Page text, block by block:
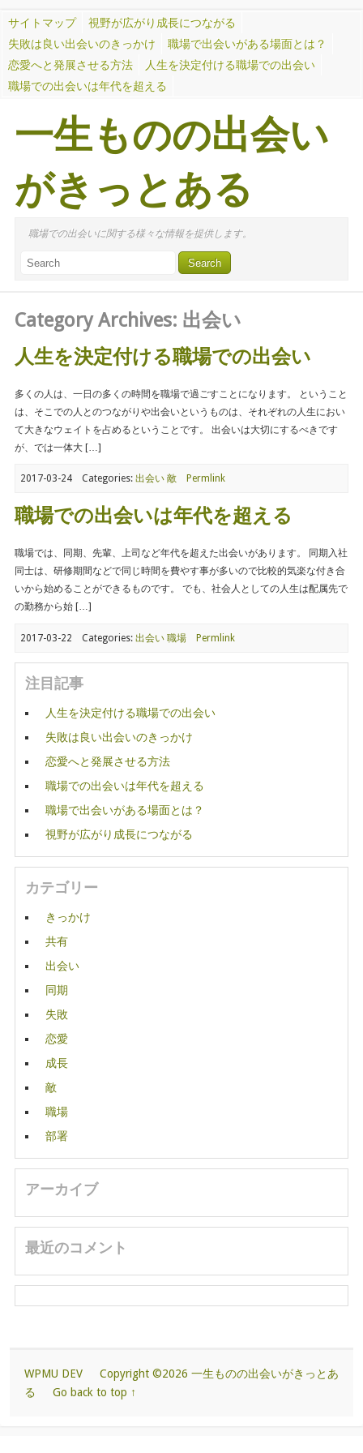
サイトマップ
視野が広がり成長につながる
失敗は良い出会いのきっかけ
職場で出会いがある場面とは？
恋愛へと発展させる方法
人生を決定付ける職場での出会い
職場での出会いは年代を超える
一生ものの出会い
がきっとある
職場での出会いに関する様々な情報を提供します。
Category Archives: 出会い
人生を決定付ける職場での出会い
多くの人は、一日の多くの時間を職場で過ごすことになります。 ということ
は、そこでの人とのつながりや出会いというものは、それぞれの人生におい
て大きなウェイトを占めるということです。 出会いは大切にするべきです
が、では一体大 […]
2017-03-24 Categories: 出会い 敵 Permlink
職場での出会いは年代を超える
職場では、同期、先輩、上司など年代を超えた出会いがあります。 同期入社
同士は、研修期間などで同じ時間を費やす事が多いので比較的気楽な付き合
いから始めることができるものです。 でも、社会人としての人生は配属先で
の勤務から始 […]
2017-03-22 Categories: 出会い 職場 Permlink
注目記事
人生を決定付ける職場での出会い
失敗は良い出会いのきっかけ
恋愛へと発展させる方法
職場での出会いは年代を超える
職場で出会いがある場面とは？
視野が広がり成長につながる
カテゴリー
きっかけ
共有
出会い
同期
失敗
恋愛
成長
敵
職場
部署
アーカイブ
最近のコメント
WPMU DEV
Copyright ©2026 一生ものの出会いがきっとあ
る
Go back to top ↑